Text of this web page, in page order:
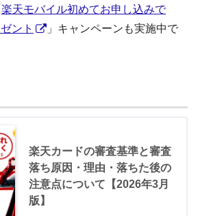
楽天モバイル初めてお申し込みで
ント
」キャンペーンも実施中で
楽天カードの審査基準と審査
落ち原因・理由・落ちた後の
注意点について【2026年3月
版】